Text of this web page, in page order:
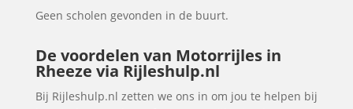
Geen scholen gevonden in de buurt.
De voordelen van Motorrijles in
Rheeze via Rijleshulp.nl
Bij Rijleshulp.nl zetten we ons in om jou te helpen bij